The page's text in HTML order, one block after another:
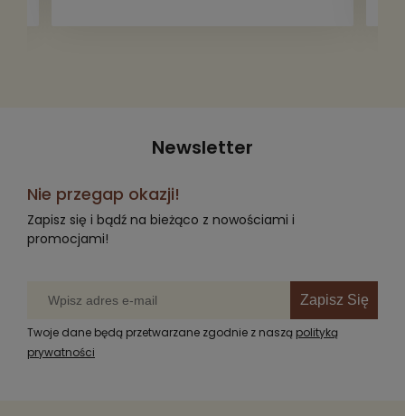
Newsletter
Nie przegap okazji!
Zapisz się i bądź na bieżąco z nowościami i
promocjami!
Zapisz Się
Twoje dane będą przetwarzane zgodnie z naszą polityką
prywatności